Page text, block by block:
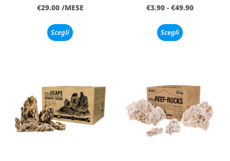
€29.00 /MESE
Scegli
€3.90 - €49.90
Scegli